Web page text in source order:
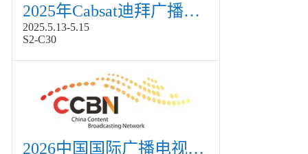
2025年Cabsat迪拜广播电视展
2025.5.13-5.15
S2-C30
2026中国国际广播电视信息网络展览会展